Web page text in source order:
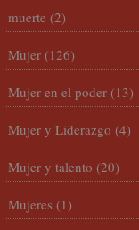
muerte (2)
Mujer (126)
Mujer en el poder (13)
Mujer y Liderazgo (4)
Mujer y talento (20)
Mujeres (1)